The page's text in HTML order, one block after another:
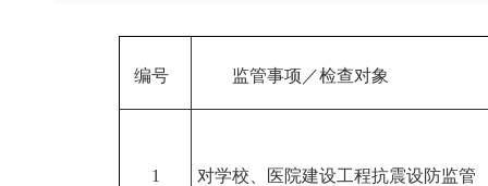
编号 监管事项 ／检查对象
1 对学校、医院建设工程抗震设防监管